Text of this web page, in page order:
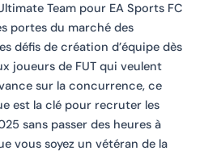
Team pour EA Sports FC
portes du marché des
défis de création d’équipe dès
joueurs de FUT qui veulent
sur la concurrence, ce
est la clé pour recruter les
sans passer des heures à
vous soyez un vétéran de la